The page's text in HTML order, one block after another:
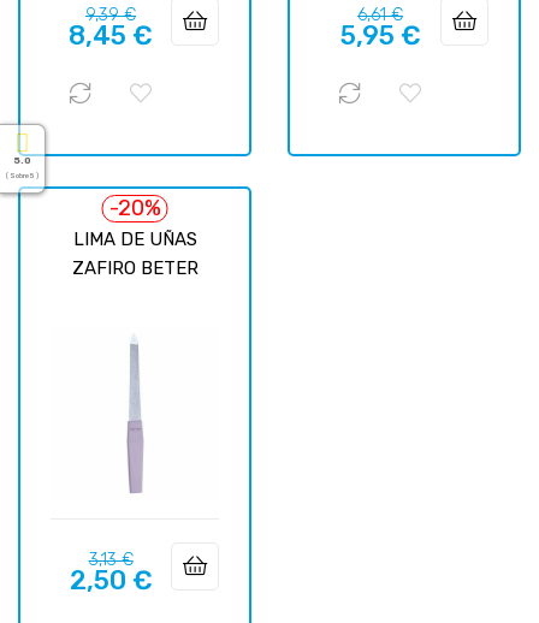
Precio
regular
9,39 €Precio
8,45 €
Precio
regular
6,61 €Precio
5,95 €
LIMA DE UÑAS
ZAFIRO BETER
-20%
Precio
regular
3,13 €Precio
2,50 €
5.0
( Sobre 5 )